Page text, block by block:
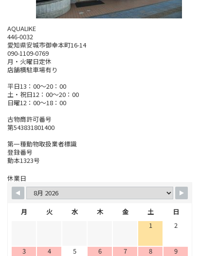
AQUALIKE
446-0032
愛知県安城市御幸本町16-14
090-1109-0769
月・火曜日定休
店舗横駐車場有り
平日13：00～20：00
土・祝日12：00～20：00
日曜12：00～18：00
古物商許可番号
第543831801400
第一種動物取扱業者標識
登録番号
動本1323号
休業日
月 火 水 木 金 土
日
1
2
3 4 5 6 7 8 9